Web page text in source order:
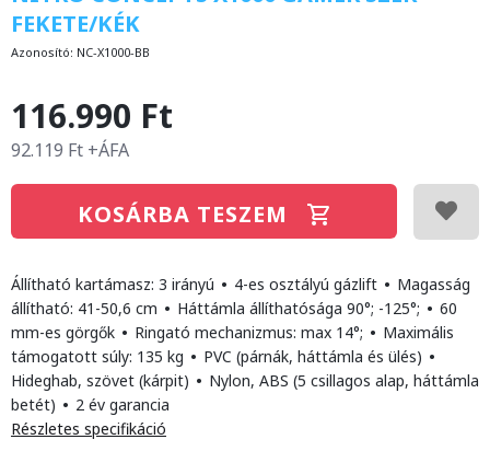
FEKETE/KÉK
Azonosító: NC-X1000-BB
116.990 Ft
92.119 Ft +ÁFA
KOSÁRBA TESZEM
Állítható kartámasz: 3 irányú • 4-es osztályú gázlift • Magasság
állítható: 41-50,6 cm • Háttámla állíthatósága 90°; -125°; • 60
mm-es görgők • Ringató mechanizmus: max 14°; • Maximális
támogatott súly: 135 kg • PVC (párnák, háttámla és ülés) •
Hideghab, szövet (kárpit) • Nylon, ABS (5 csillagos alap, háttámla
betét) • 2 év garancia
Részletes specifikáció